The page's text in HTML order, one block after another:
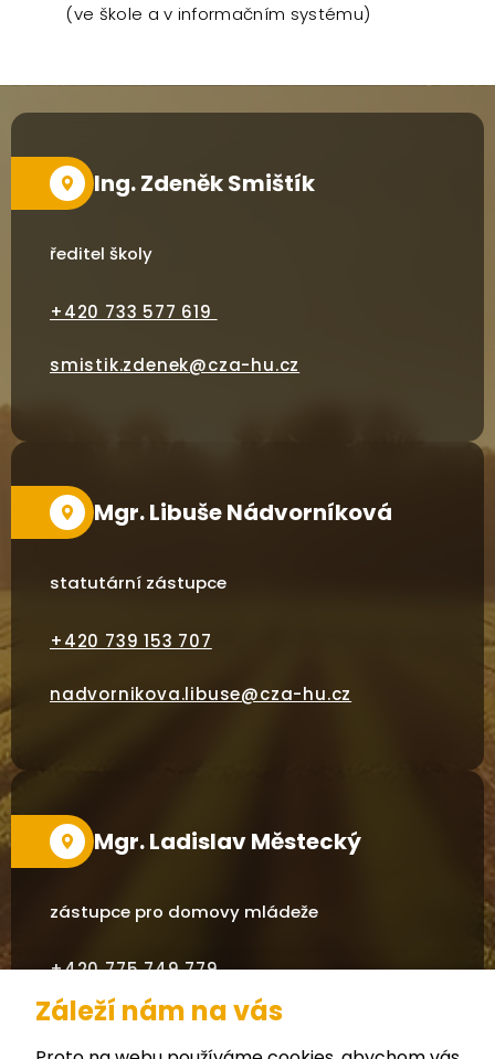
(ve škole a v informačním systému)
Ing. Zdeněk Smištík
ředitel školy
+420 733 577 619
smistik.zdenek@cza-hu.cz
Mgr. Libuše Nádvorníková
statutární zástupce
+420 739 153 707
nadvornikova.libuse@cza-hu.cz
Mgr. Ladislav Městecký
zástupce pro domovy mládeže
+420 775 749 779
mestecky.ladislav@cza-hu.cz
Záleží nám na vás